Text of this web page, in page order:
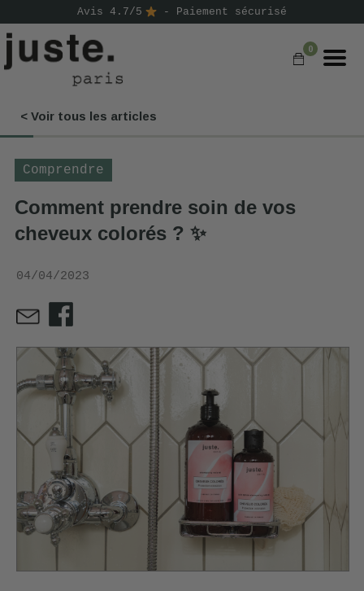
Avis 4.7/5 - Paiement sécurisé
0
< Voir tous les articles
Comprendre
Comment prendre soin de vos
cheveux colorés ? ✨
04/04/2023
COMMANDER
NOS PRODUITS
NOS VALEURS
D'ESSAI
AVIS
CONSEILS
MON
COMPTE
Retrouver
mes
diagnostics,
renouveler